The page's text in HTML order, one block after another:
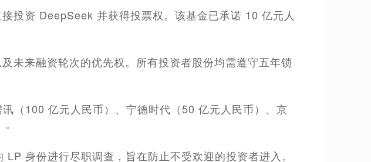
投资 DeepSeek 并获得投票权。该基金已承诺 10 亿元人
未来融资轮次的优先权。所有投资者股份均需遵守五年锁
（100 亿元人民币）、宁德时代（50 亿元人民币）、京
身份进行尽职调查，旨在防止不受欢迎的投资者进入。